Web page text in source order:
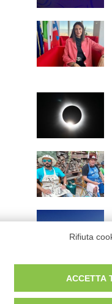
Rifiuta
ACCETTA